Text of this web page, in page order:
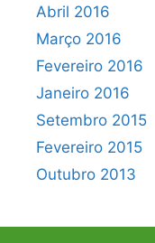
Abril 2016
Março 2016
Fevereiro 2016
Janeiro 2016
Setembro 2015
Fevereiro 2015
Outubro 2013